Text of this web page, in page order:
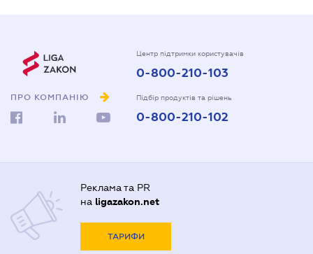
ПРО КОМПАНІЮ
Центр підтримки користувачів
0-800-210-103
Підбір продуктів та рішень
0-800-210-102
Реклама та PR
на ligazakon.net
ТАРИФИ